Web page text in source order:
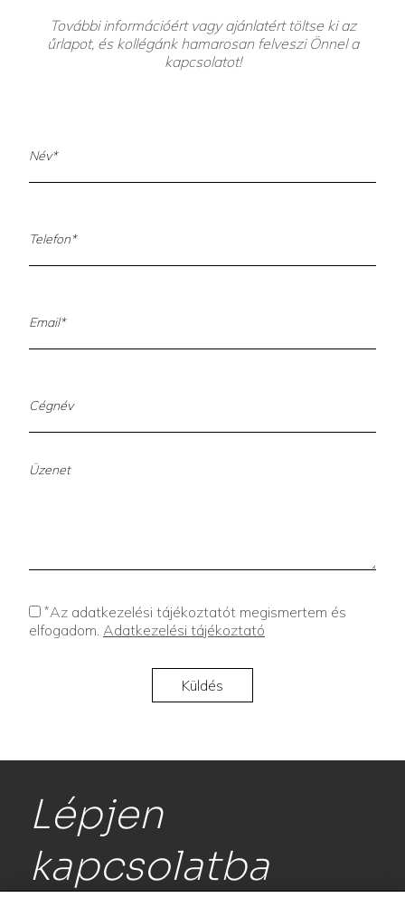
További információért vagy ajánlatért töltse ki az
űrlapot, és kollégánk hamarosan felveszi Önnel a
kapcsolatot!
*Az adatkezelési tájékoztatót megismertem és
elfogadom. Adatkezelési tájékoztató
Lépjen
kapcsolatba